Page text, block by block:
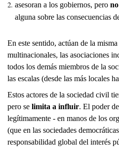
asesoran a los gobiernos, pero
alguna sobre las consecuencias
En este sentido, actúan de la
multinacionales, las asociaciones
todos los demás miembros de la
las escalas (desde las más locales
Estos actores de la sociedad civil
pero se limita a influir. El poder
legítimamente - en manos de los
(que en las sociedades
responsabilidad global del interés